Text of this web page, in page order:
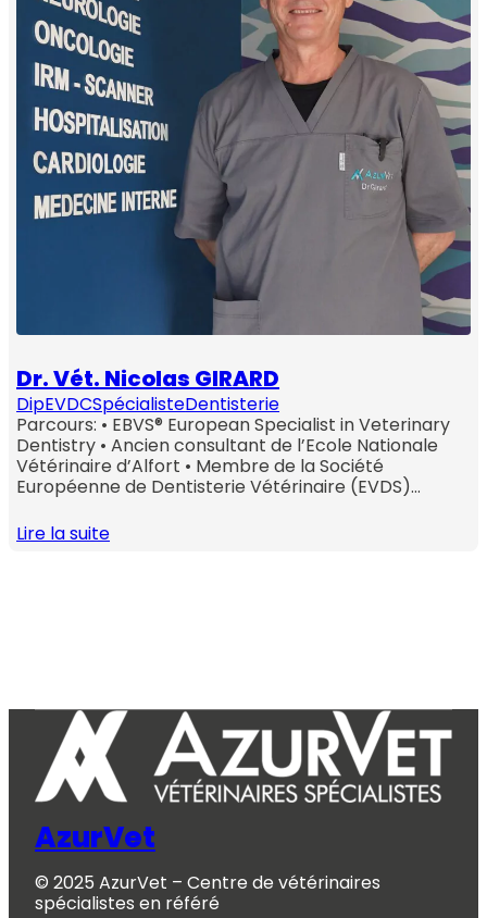
Dr. Vét. Nicolas GIRARD
DipEVDCSpécialisteDentisterie
Parcours: • EBVS® European Specialist in Veterinary
Dentistry • Ancien consultant de l’Ecole Nationale
Vétérinaire d’Alfort • Membre de la Société
Européenne de Dentisterie Vétérinaire (EVDS)…
Lire la suite
AzurVet
© 2025 AzurVet – Centre de vétérinaires
spécialistes en référé